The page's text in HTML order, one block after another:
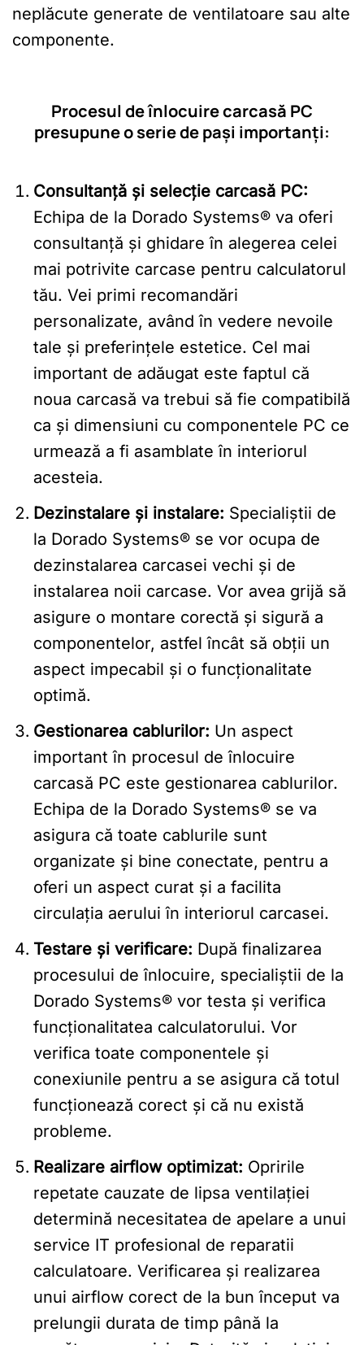
neplăcute generate de ventilatoare sau alte
componente.
Procesul de înlocuire carcasă PC
presupune o serie de pași importanți:
Consultanță și selecție carcasă PC:
Echipa de la Dorado Systems® va oferi
consultanță și ghidare în alegerea celei
mai potrivite carcase pentru calculatorul
tău. Vei primi recomandări
personalizate, având în vedere nevoile
tale și preferințele estetice. Cel mai
important de adăugat este faptul că
noua carcasă va trebui să fie compatibilă
ca și dimensiuni cu componentele PC ce
urmează a fi asamblate în interiorul
acesteia.
Dezinstalare și instalare: Specialiștii de
la Dorado Systems® se vor ocupa de
dezinstalarea carcasei vechi și de
instalarea noii carcase. Vor avea grijă să
asigure o montare corectă și sigură a
componentelor, astfel încât să obții un
aspect impecabil și o funcționalitate
optimă.
Gestionarea cablurilor: Un aspect
important în procesul de înlocuire
carcasă PC este gestionarea cablurilor.
Echipa de la Dorado Systems® se va
asigura că toate cablurile sunt
organizate și bine conectate, pentru a
oferi un aspect curat și a facilita
circulația aerului în interiorul carcasei.
Testare și verificare: După finalizarea
procesului de înlocuire, specialiștii de la
Dorado Systems® vor testa și verifica
funcționalitatea calculatorului. Vor
verifica toate componentele și
conexiunile pentru a se asigura că totul
funcționează corect și că nu există
probleme.
Realizare airflow optimizat: Opririle
repetate cauzate de lipsa ventilației
determină necesitatea de apelare a unui
service IT profesional de reparatii
calculatoare. Verificarea și realizarea
unui airflow corect de la bun început va
prelungii durata de timp până la